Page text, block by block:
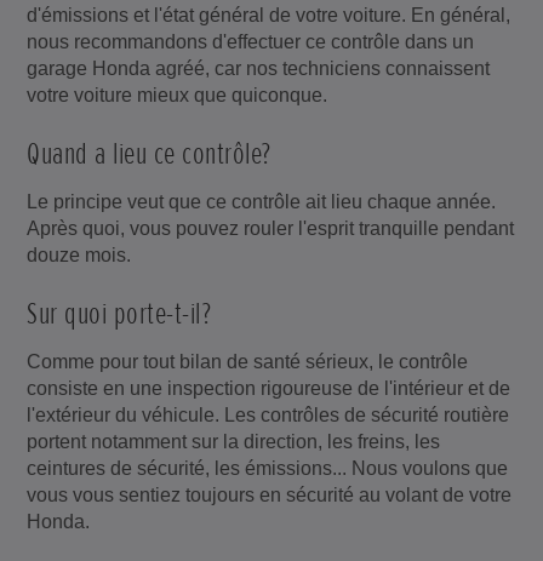
d'émissions et l'état général de votre voiture. En général,
nous recommandons d'effectuer ce contrôle dans un
garage Honda agréé, car nos techniciens connaissent
votre voiture mieux que quiconque.
Quand a lieu ce contrôle?
Le principe veut que ce contrôle ait lieu chaque année.
Après quoi, vous pouvez rouler l'esprit tranquille pendant
douze mois.
Sur quoi porte-t-il?
Comme pour tout bilan de santé sérieux, le contrôle
consiste en une inspection rigoureuse de l'intérieur et de
l'extérieur du véhicule. Les contrôles de sécurité routière
portent notamment sur la direction, les freins, les
ceintures de sécurité, les émissions... Nous voulons que
vous vous sentiez toujours en sécurité au volant de votre
Honda.